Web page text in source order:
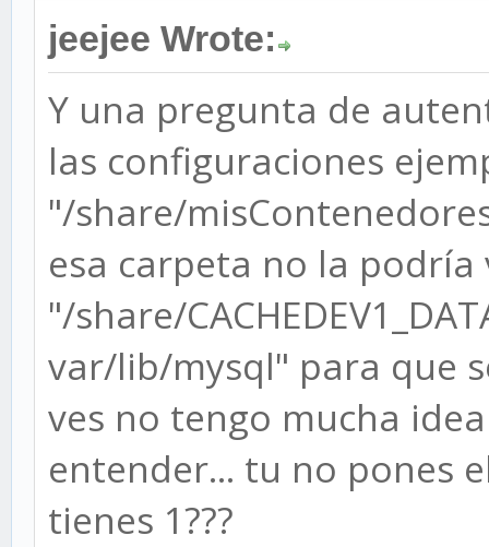
jeejee Wrote:
Y una pregunta de
las configuraciones
"/share/
esa carpeta no la
"/share/
var/lib/mysql" para que
ves no tengo mucha
entender... tu no pones
tienes 1???